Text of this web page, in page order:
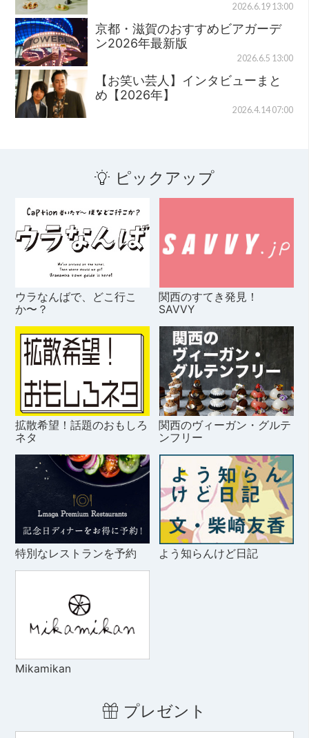
2026.6.19 13:00
京都・滋賀のおすすめビアガーデ
ン2026年最新版
2026.6.5 13:00
【お笑い芸人】インタビューまと
め【2026年】
2026.4.14 07:00
ピックアップ
ウラなんばで、どこ行こ
か〜？
関西のすてき発見！
SAVVY
拡散希望！話題のおもしろ
ネタ
関西のヴィーガン・グルテ
ンフリー
特別なレストランを予約 よう知らんけど日記
Mikamikan
プレゼント